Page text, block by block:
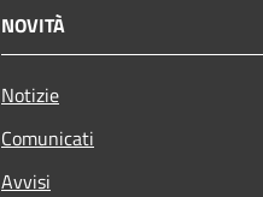
NOVITÀ
Notizie
Comunicati
Avvisi